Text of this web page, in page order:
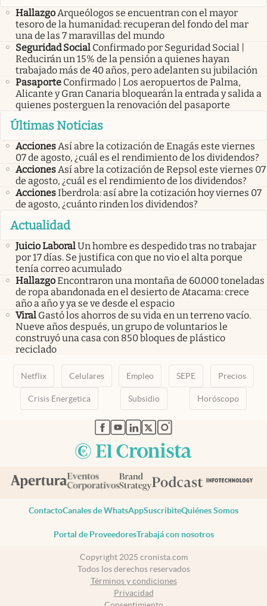
HallazgoArqueólogos se encuentran con el mayor
tesoro de la humanidad: recuperan del fondo del mar
una de las 7 maravillas del mundo
Seguridad Social Confirmado por Seguridad Social |
Reducirán un 15% de la pensión a quienes hayan
trabajado más de 40 años, pero adelanten su jubilación
Pasaporte Confirmado | Los aeropuertos de Palma,
Alicante y Gran Canaria bloquearán la entrada y salida a
quienes posterguen la renovación del pasaporte
Últimas Noticias
AccionesAsí abre la cotización de Enagás este viernes
07 de agosto, ¿cuál es el rendimiento de los dividendos?
AccionesAsí abre la cotización de Repsol este viernes 07
de agosto, ¿cuál es el rendimiento de los dividendos?
AccionesIberdrola: así abre la cotización hoy viernes 07
de agosto, ¿cuánto rinden los dividendos?
Actualidad
Juicio LaboralUn hombre es despedido tras no trabajar
por 17 días. Se justifica con que no vio el alta porque
tenía correo acumulado
HallazgoEncontraron una montaña de 60.000 toneladas
de ropa abandonada en el desierto de Atacama: crece
año a año y ya se ve desde el espacio
Viral Gastó los ahorros de su vida en un terreno vacío.
Nueve años después, un grupo de voluntarios le
construyó una casa con 850 bloques de plástico
reciclado
Netflix Celulares Empleo SEPE Precios
Crisis Energetica Subsidio Horóscopo
abre en nueva pestaña
abre en nueva pestaña
abre en nueva pestaña
abre en nueva pestaña
abre en nueva pestaña
ContactoCanales de WhatsAppSuscribiteQuiénes Somos
Portal de ProveedoresTrabajá con nosotros
Copyright 2025 cronista.com
Todos los derechos reservados
Términos y condiciones
Privacidad